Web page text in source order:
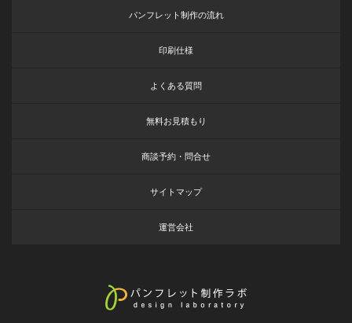
パンフレット制作の流れ
印刷仕様
よくある質問
無料お見積もり
商談予約・問合せ
サイトマップ
運営会社